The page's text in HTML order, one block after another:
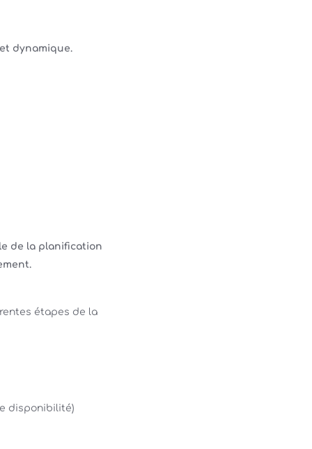
dynamique.
de la planification
étapes de la
disponibilité)